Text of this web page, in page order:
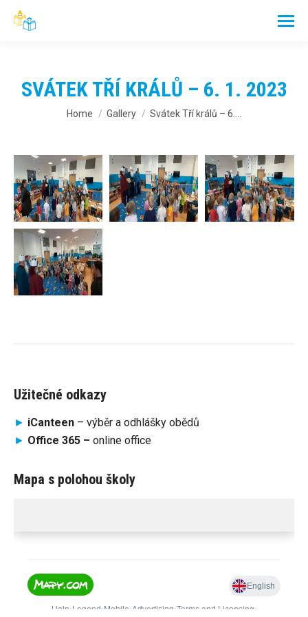
SVÁTEK TŘÍ KRÁLŮ – 6. 1. 2023
You are here:
Home Gallery Svátek Tří králů – 6.…
Užitečné odkazy
► iCanteen – výběr a odhlášky obědů
► Office 365 – online office
Mapa s polohou školy